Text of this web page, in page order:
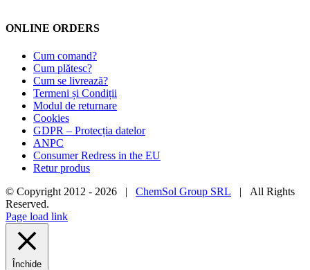
ONLINE ORDERS
Cum comand?
Cum plătesc?
Cum se livrează?
Termeni și Condiții
Modul de returnare
Cookies
GDPR – Protecția datelor
ANPC
Consumer Redress in the EU
Retur produs
© Copyright 2012 - 2026 | ChemSol Group SRL | All Rights
Reserved.
Page load link
Închide